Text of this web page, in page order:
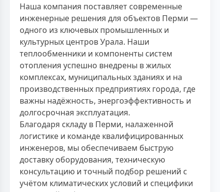
Наша компания поставляет современные
инженерные решения для объектов Перми —
одного из ключевых промышленных и
культурных центров Урала. Наши
теплообменники и компоненты систем
отопления успешно внедрены в жилых
комплексах, муниципальных зданиях и на
производственных предприятиях города, где
важны надёжность, энергоэффективность и
долгосрочная эксплуатация.
Благодаря складу в Перми, налаженной
логистике и команде квалифицированных
инженеров, мы обеспечиваем быструю
доставку оборудования, техническую
консультацию и точный подбор решений с
учётом климатических условий и специфики